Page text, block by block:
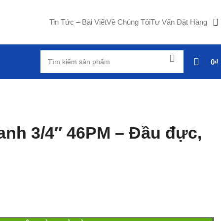
Tin Tức – Bài ViếtVề Chúng TôiTư Vấn Đặt Hàng
0₫
3/4″ 46PM – Đầu đực,